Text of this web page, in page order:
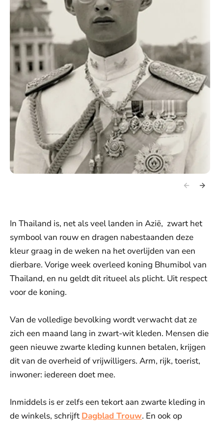
In Thailand is, net als veel landen in Azië, zwart het
symbool van rouw en dragen nabestaanden deze
kleur graag in de weken na het overlijden van een
dierbare. Vorige week overleed koning Bhumibol van
Thailand, en nu geldt dit ritueel als plicht. Uit respect
voor de koning.
Van de volledige bevolking wordt verwacht dat ze
zich een maand lang in zwart-wit kleden. Mensen die
geen nieuwe zwarte kleding kunnen betalen, krijgen
dit van de overheid of vrijwilligers. Arm, rijk, toerist,
inwoner: iedereen doet mee.
Inmiddels is er zelfs een tekort aan zwarte kleding in
de winkels, schrijft Dagblad Trouw. En ook op